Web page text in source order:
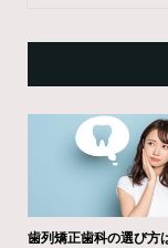
歯列矯正歯科の選び方